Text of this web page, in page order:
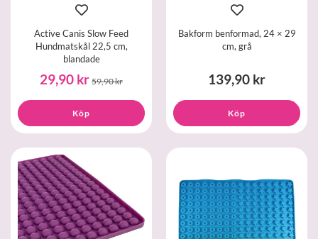
Active Canis Slow Feed
Hundmatskål 22,5 cm,
blandade
29,90 kr 59,90 kr
Köp
Bakform benformad, 24 × 29
cm, grå
139,90 kr
Köp